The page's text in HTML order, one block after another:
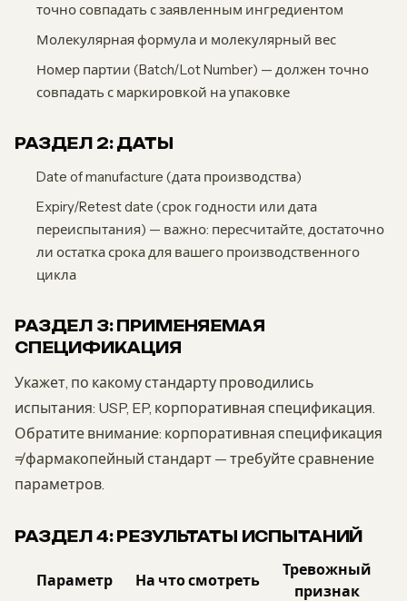
точно совпадать с заявленным ингредиентом
Молекулярная формула и молекулярный вес
Номер партии (Batch/Lot Number) — должен точно
совпадать с маркировкой на упаковке
РАЗДЕЛ 2: ДАТЫ
Date of manufacture (дата производства)
Expiry/Retest date (срок годности или дата
переиспытания) — важно: пересчитайте, достаточно
ли остатка срока для вашего производственного
цикла
РАЗДЕЛ 3: ПРИМЕНЯЕМАЯ
СПЕЦИФИКАЦИЯ
Укажет, по какому стандарту проводились
испытания: USP, EP, корпоративная спецификация.
Обратите внимание: корпоративная спецификация
≠ фармакопейный стандарт — требуйте сравнение
параметров.
РАЗДЕЛ 4: РЕЗУЛЬТАТЫ ИСПЫТАНИЙ
Параметр На что смотреть
Тревожный
признак